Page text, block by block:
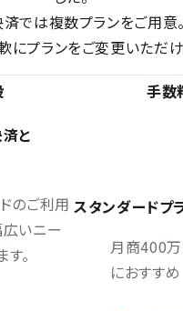
済では複数プランをご用意
にプランをご変更いただけ
手数
と
のご利⽤
いニー
。
スタンダードプ
月商400
におすすめ